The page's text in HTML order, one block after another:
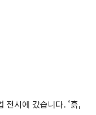
전시에 갔습니다. ‘흙,